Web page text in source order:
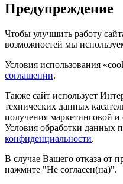
Предупреждение
Чтобы улучшить работу
возможностей мы
Условия использования
соглашении.
Также сайт использует
технических данных
получения маркетинговой
Условия обработки данных
конфиденциальности.
В случае Вашего отказа от
нажмите "Не согласен(на)".